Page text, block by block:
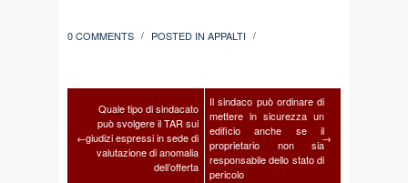
0 COMMENTS / POSTED IN APPALTI /
←
Quale tipo di sindacato
può svolgere il TAR sui
giudizi espressi in sede di
valutazione di anomalia
dell’offerta
Il sindaco può ordinare di
mettere in sicurezza un
edificio anche se il
proprietario non sia
responsabile dello stato di
pericolo
→